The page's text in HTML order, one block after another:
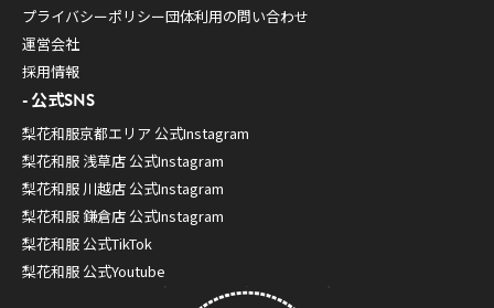
プライバシーポリシー
運営会社
採用情報
団体利用の問い合わせ
公式SNS
梨花和服京都エリア 公式Instagram
梨花和服 浅草店 公式Instagram
梨花和服 川越店 公式Instagram
梨花和服 鎌倉店 公式Instagram
梨花和服 公式TikTok
梨花和服 公式Youtube